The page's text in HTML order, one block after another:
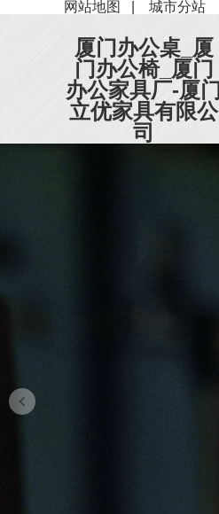
网站地图 城市分站
厦门办公桌_厦
门办公椅_厦门
办公家具厂-厦门
立优家具有限公
司